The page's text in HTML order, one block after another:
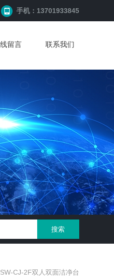
手机：13701933845
留言 联系我们
CJ-2F双人双面洁净台